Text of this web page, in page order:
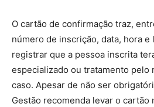
O cartão de confirmação traz,
número de inscrição, data, hora e
registrar que a pessoa inscrita
especializado ou tratamento pelo
caso. Apesar de não ser
Gestão recomenda levar o cartão